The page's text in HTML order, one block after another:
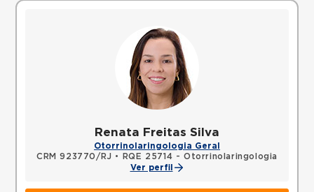
Renata Freitas Silva
Otorrinolaringologia Geral
CRM 923770/RJ •
RQE 25714 - Otorrinolaringologia
Ver perfil